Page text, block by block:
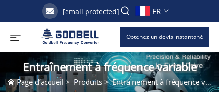
[email protected] FR
Obtenez un devis instantané
Entraînement à fréquence variable
Page d’accueil > Produits >Entraînement à fréquence variable